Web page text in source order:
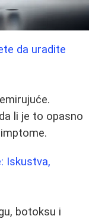
da uradite
li je to opasno
Iskustva,
botoksu i